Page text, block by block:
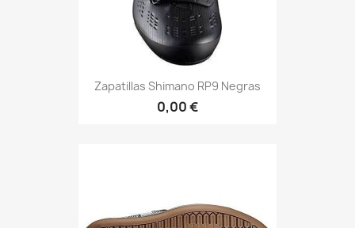
Zapatillas Shimano RP9 Negras
0,00 €